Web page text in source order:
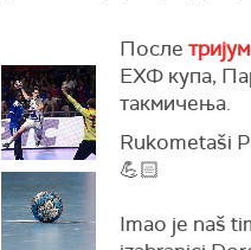
После
ЕХФ купа,
такмичења.
Rukometaši
💪🏻
Imao je naš